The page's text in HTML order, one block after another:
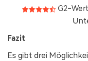
G2-
Fazit
Es gibt drei